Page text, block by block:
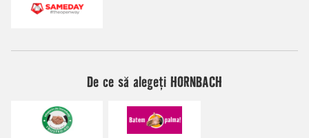
De ce să alegeți HORNBACH